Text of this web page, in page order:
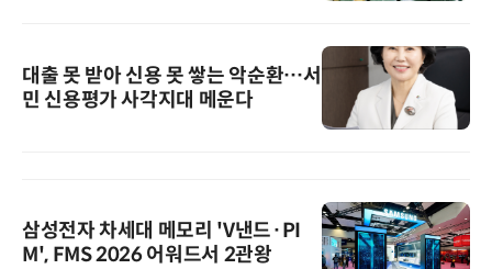
대출 못 받아 신용 못 쌓는 악순환…서
민 신용평가 사각지대 메운다
삼성전자 차세대 메모리 'V낸드·PI
M', FMS 2026 어워드서 2관왕